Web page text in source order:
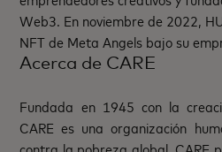
Web3. En noviembre de 2022,
NFT de Meta Angels bajo su
Acerca de CARE
Fundada en 1945 con la
CARE es una organización